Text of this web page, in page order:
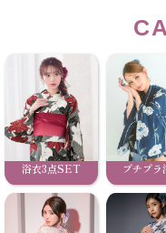
浴衣3点SET プチプラ